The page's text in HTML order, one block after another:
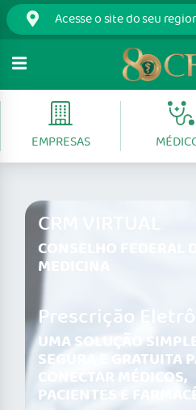
EMPRESAS
CRM VIRTUAL
CONSELHO FEDERAL DE
MEDICINA
Prescrição
UMA SOLUÇÃO
SEGURA E GRATUITA
CONECTAR MÉDICOS,
PACIENTES E